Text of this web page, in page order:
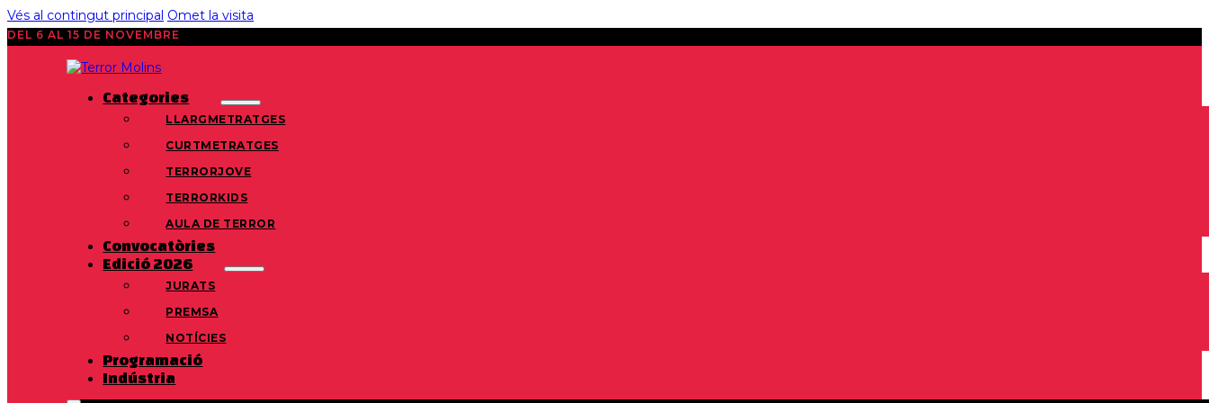
Vés al contingut principal Omet la visita
DEL 6 AL 15 DE NOVEMBRE
Categories
LLARGMETRATGES
CURTMETRATGES
TERRORJOVE
TERRORKIDS
AULA DE TERROR
Convocatòries
Edició 2026
JURATS
PREMSA
NOTÍCIES
Programació
Indústria